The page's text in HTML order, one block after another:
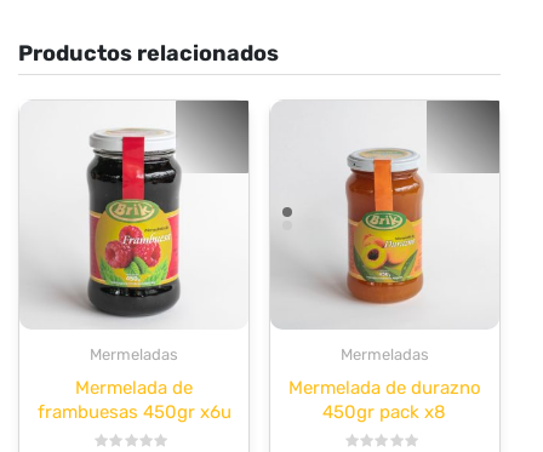
Productos relacionados
Mermeladas
Mermelada de
frambuesas 450gr x6u
Mermeladas
Mermelada de durazno
450gr pack x8